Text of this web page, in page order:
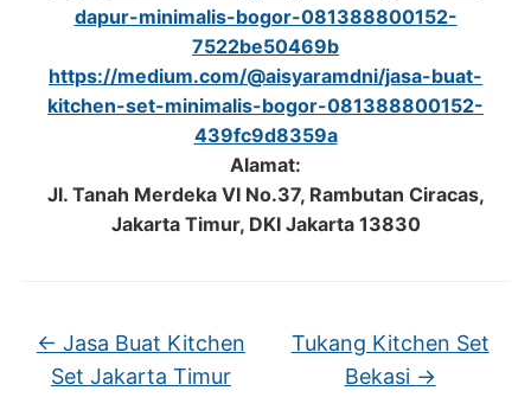
dapur-minimalis-bogor-081388800152-
7522be50469b
https://medium.com/@aisyaramdni/jasa-buat-
kitchen-set-minimalis-bogor-081388800152-
439fc9d8359a
Alamat:
Jl. Tanah Merdeka VI No.37, Rambutan Ciracas,
Jakarta Timur, DKI Jakarta 13830
← Jasa Buat Kitchen
Set Jakarta Timur
Tukang Kitchen Set
Bekasi →